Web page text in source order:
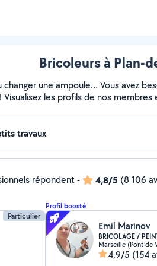
Bricoleurs à Plan-
une ampoule… Vous avez
les profils de nos
répondent- 4,8/5 (8 106
Particulier
Profil boosté
Emil Marinov
BRICOLAGE /
Marseille (Pont de
4,9/5 (154